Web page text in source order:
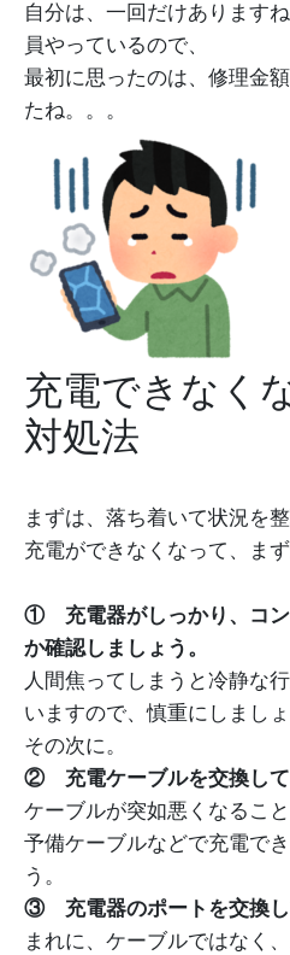
自分は、一回だけあります
員やっているので、
最初に思ったのは、修理金
たね。。。
充電できなく
対処法
まずは、落ち着いて状況を
充電ができなくなって、ま
① 充電器がしっかり、コン
か確認しましょう。
人間焦ってしまうと冷静な
いますので、慎重にしましょ
その次に。
② 充電ケーブルを交換して
ケーブルが突如悪くなるこ
予備ケーブルなどで充電で
う。
③ 充電器のポートを交換し
まれに、ケーブルではなく